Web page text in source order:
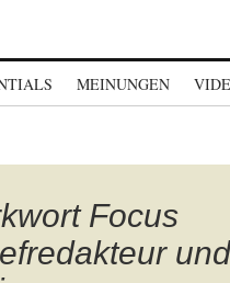
MEINUNGEN
Focus
und